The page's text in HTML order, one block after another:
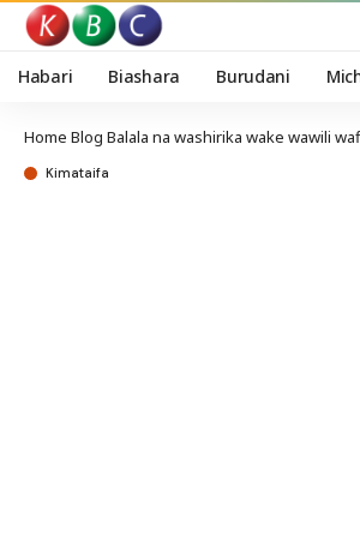
Habari Biashara Burudani
Home Blog Balala na washirika wake wawili
Kimataifa